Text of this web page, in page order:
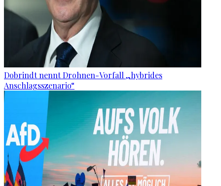
Dobrindt nennt Drohnen-Vorfall „hybrides
Anschlagsszenario“